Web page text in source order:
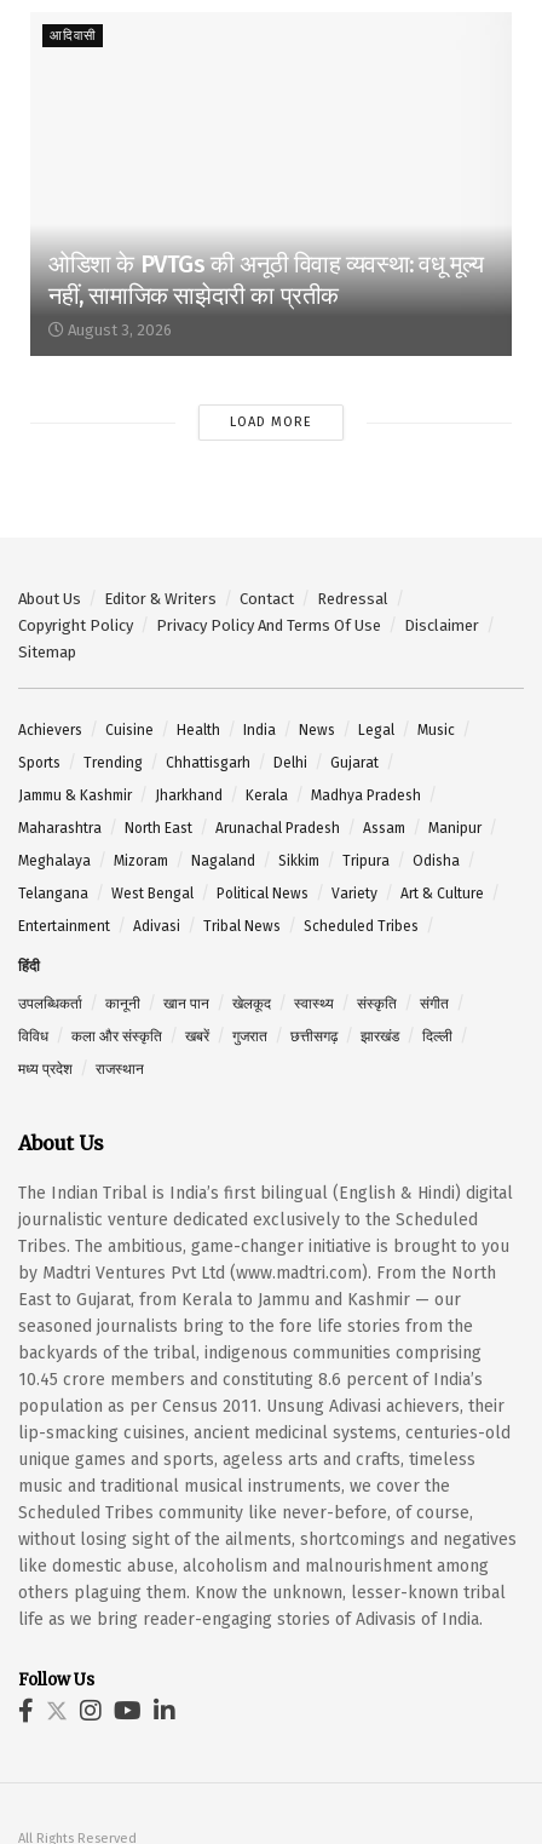
आदिवासी
ओडिशा के PVTGs की अनूठी विवाह व्यवस्था: वधू मूल्य
नहीं, सामाजिक साझेदारी का प्रतीक
August 3, 2026
LOAD MORE
About Us Editor & Writers Contact
Redressal
Copyright Policy
Privacy Policy And Terms Of Use
Disclaimer
Sitemap
Achievers Cuisine Health India News Legal
Music
Sports
Trending Chhattisgarh Delhi
Gujarat
Jammu & Kashmir
Jharkhand Kerala
Madhya Pradesh
Maharashtra
North East Arunachal Pradesh Assam
Manipur
Meghalaya
Mizoram Nagaland Sikkim Tripura
Odisha
Telangana
West Bengal Political News Variety
Art & Culture
Entertainment
Adivasi Tribal News Scheduled Tribes
हिंदी
उपलब्धिकर्ता कानूनी खान पान खेलकूद स्वास्थ्य संस्कृति
संगीत
विविध
कला और संस्कृति खबरें गुजरात छत्तीसगढ़ झारखंड
दिल्ली
मध्य प्रदेश
राजस्थान
About Us
The Indian Tribal is India’s first bilingual (English & Hindi) digital
journalistic venture dedicated exclusively to the Scheduled
Tribes. The ambitious, game-changer initiative is brought to you
by Madtri Ventures Pvt Ltd (www.madtri.com). From the North
East to Gujarat, from Kerala to Jammu and Kashmir — our
seasoned journalists bring to the fore life stories from the
backyards of the tribal, indigenous communities comprising
10.45 crore members and constituting 8.6 percent of India’s
population as per Census 2011. Unsung Adivasi achievers, their
lip-smacking cuisines, ancient medicinal systems, centuries-old
unique games and sports, ageless arts and crafts, timeless
music and traditional musical instruments, we cover the
Scheduled Tribes community like never-before, of course,
without losing sight of the ailments, shortcomings and negatives
like domestic abuse, alcoholism and malnourishment among
others plaguing them. Know the unknown, lesser-known tribal
life as we bring reader-engaging stories of Adivasis of India.
Follow Us
All Rights Reserved